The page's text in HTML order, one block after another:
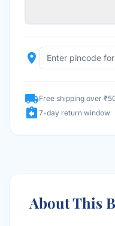
place
local_shippingFree shipping over
assignment_return 7-day return window
About This